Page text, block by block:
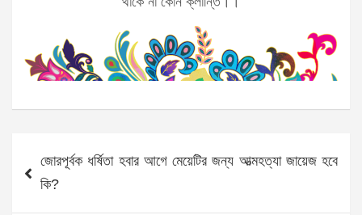
navigation
জোরপূর্বক ধর্ষিতা হবার আগে মেয়েটির জন্য আত্মহত্যা জায়েজ হবে
কি?